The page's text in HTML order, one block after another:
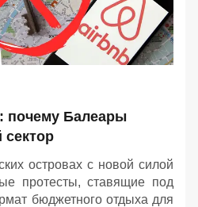
почему Балеары
островах с новой силой
протесты, ставящие под
бюджетного отдыха для